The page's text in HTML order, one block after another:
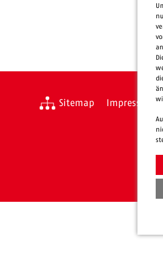
Sitemap Impressum